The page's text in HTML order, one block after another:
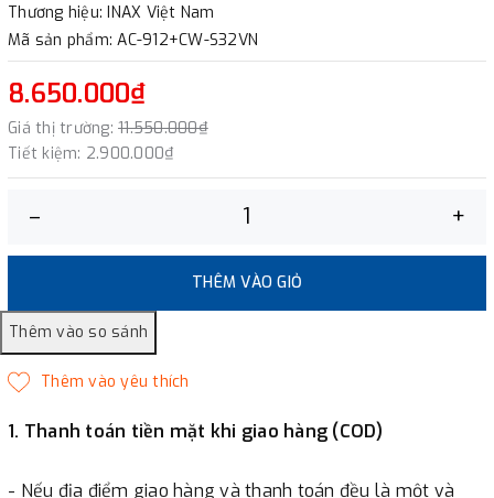
Thương hiệu: INAX Việt Nam
Mã sản phẩm: AC-912+CW-S32VN
8.650.000₫
Giá thị trường: 11.550.000₫
Tiết kiệm: 2.900.000₫
– +
THÊM VÀO GIỎ
1. Thanh toán tiền mặt khi giao hàng (COD)
- Nếu địa điểm giao hàng và thanh toán đều là một và